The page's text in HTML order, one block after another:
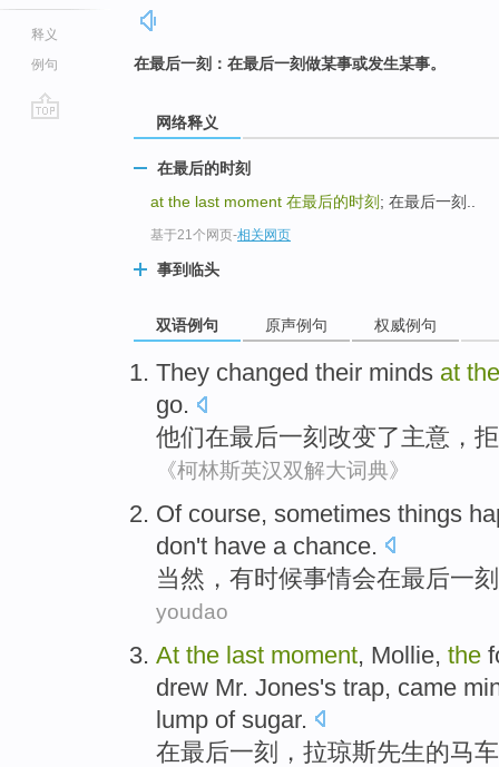
释义
例句
在最后一刻：在最后一刻做某事或发生某事。
网络释义
在最后的时刻
at the last moment 在最后的时刻 ; 在最后一刻..
基于21个网页-相关网页
事到临头
双语例句 原声例句 权威例句
They changed their minds at
go.
他们在最后一刻 改变了主意 ，
《柯林斯英汉双解大词典》
Of course, sometimes things
don't have a chance.
当然 ， 有时候事情会在最后一刻
youdao
At the last moment, Mollie, the
drew Mr. Jones's trap, came
lump of sugar.
在最后一刻 ，拉琼斯先生的马车